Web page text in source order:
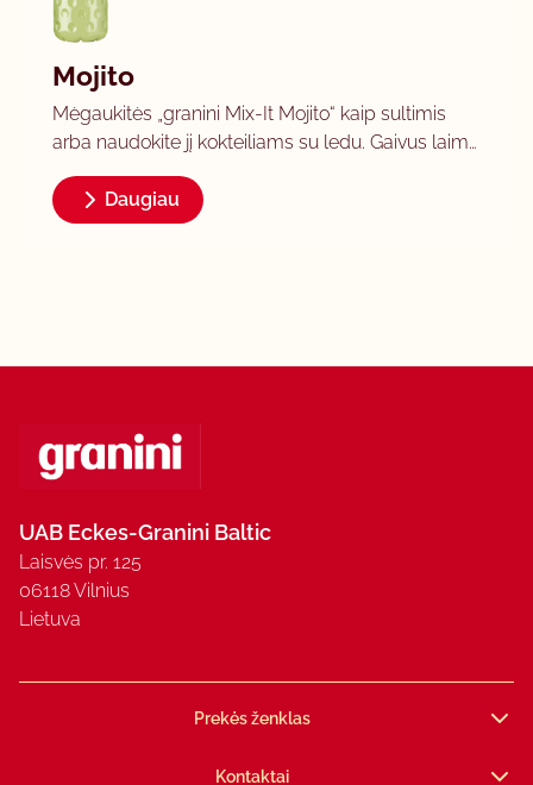
Mojito
Mėgaukitės „granini Mix-It Mojito“ kaip sultimis
arba naudokite jį kokteiliams su ledu. Gaivus laimo
ir subtilių mėtų derinys suteikia intensyvų,
aromatingą skonį. Puikiai tinka tiek
nealkoholiniams, tiek alkoholiniams gėrimams –
Daugiau
UAB Eckes-Granini Baltic
Laisvės pr. 125
06118 Vilnius
Lietuva
Prekės ženklas
Kontaktai